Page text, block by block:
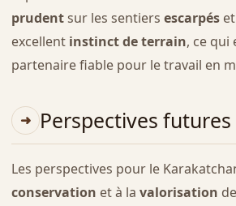
prudentsur les sentiers escarpéset
excellent instinct de terrain, ce qui
partenaire fiable pour le travail en
Perspectives futures
Les perspectives pour le
conservation et à la valorisation